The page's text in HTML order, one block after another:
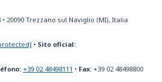
• 20090 Trezzano sul Naviglio (MI), Italia
• Sito oficial:
+39 02 48498111 • Fax: +39 02 48498800